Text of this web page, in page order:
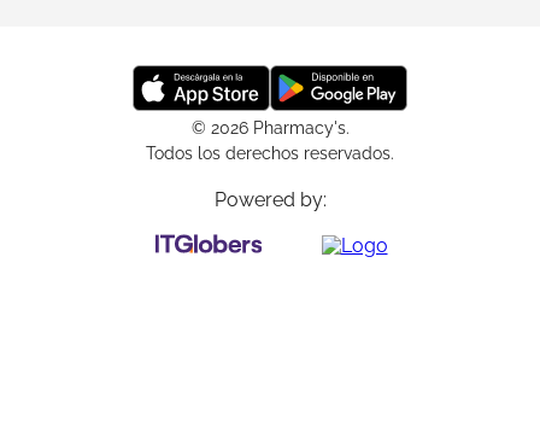
© 2026 Pharmacy's.
Todos los derechos reservados.
Powered by: